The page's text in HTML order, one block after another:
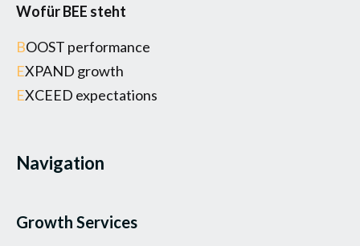
Wofür BEE steht
BOOST performance
EXPAND growth
EXCEED expectations
Navigation
Growth Services